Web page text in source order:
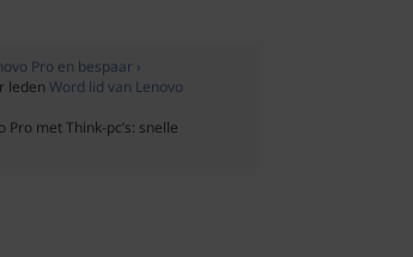
Pro en bespaar ›
leden Word lid van Lenovo
Pro met Think-pc’s: snelle